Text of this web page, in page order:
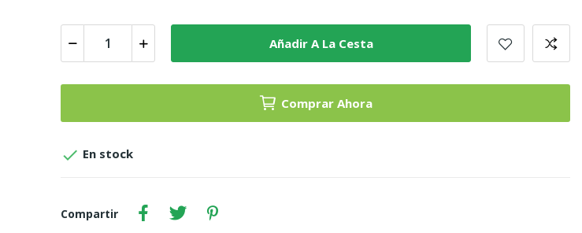
Añadir A La Cesta
Comprar Ahora
 En stock
Compartir